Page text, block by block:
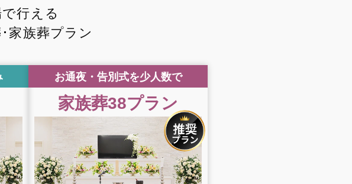
行える
家族葬プラン
お通夜・告別式を少人数で
家族葬38プラン